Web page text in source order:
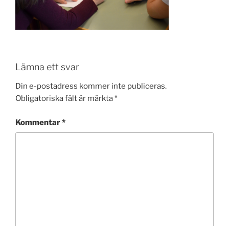
Lämna ett svar
Din e-postadress kommer inte publiceras.
Obligatoriska fält är märkta*
Kommentar*